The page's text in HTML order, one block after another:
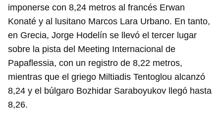
imponerse con 8,24 metros al francés Erwan
Konaté y al lusitano Marcos Lara Urbano. En tanto,
en Grecia, Jorge Hodelín se llevó el tercer lugar
sobre la pista del Meeting Internacional de
Papaflessia, con un registro de 8,22 metros,
mientras que el griego Miltiadis Tentoglou alcanzó
8,24 y el búlgaro Bozhidar Saraboyukov llegó hasta
8,26.